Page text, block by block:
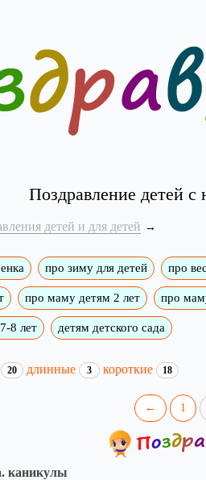
Поздравление детей с
детей и для детей
про зиму для детей про
про маму детям 2 лет про
8 лет детям детского сада
20 длинные 3 короткие 18
← 1
каникулы